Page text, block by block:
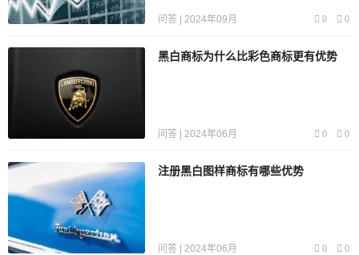
问答 | 2024年09月 0 0
黑白商标为什么比彩色商标更有优势
问答 | 2024年06月 0 0
注册黑白图样商标有哪些优势
问答 | 2024年06月 0 0